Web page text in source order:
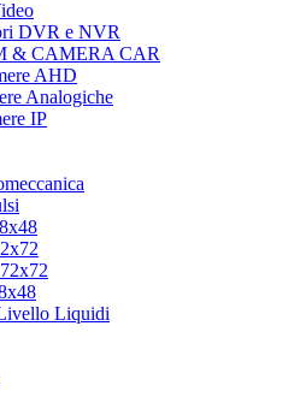
DVR e NVR
& CAMERA CAR
AHD
Analogiche
IP
Liquidi